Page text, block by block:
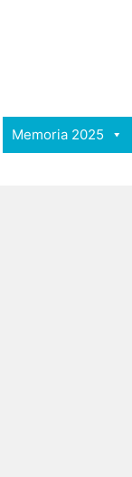
Memoria 2025